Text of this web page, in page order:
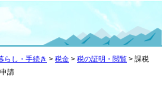
らし・手続き > 税金 > 税の証明・閲覧 > 課税
請